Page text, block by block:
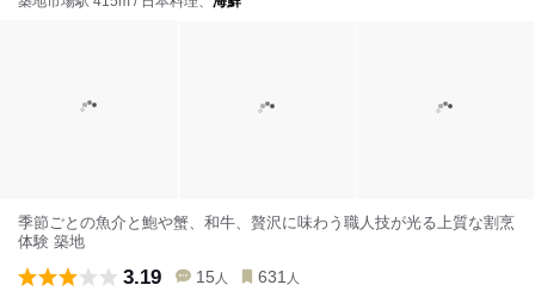
季節ごとの魚介と鮑や蟹、和牛、贅沢に味わう職人技が光る上質な割烹
体験 築地
3.19 15 人 631 人